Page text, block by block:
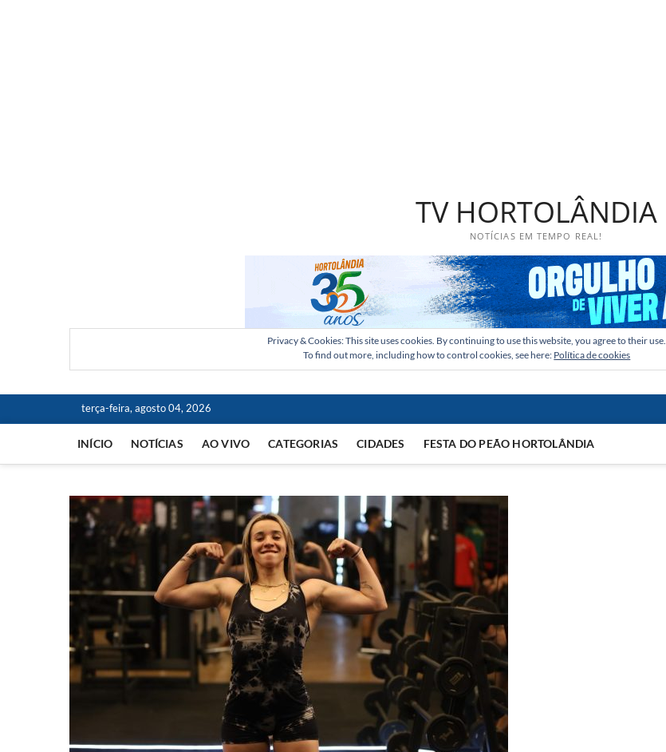
TV HORTOLÂNDIA
NOTÍCIAS EM TEMPO REAL!
Privacy & Cookies: This site uses cookies. By continuing to use this website, you agree to their use.
To find out more, including how to control cookies, see here: Política de cookies
terça-feira, agosto 04, 2026
INÍCIO NOTÍCIAS AO VIVO CATEGORIAS CIDADES FESTA DO PEÃO HORTOLÂNDIA